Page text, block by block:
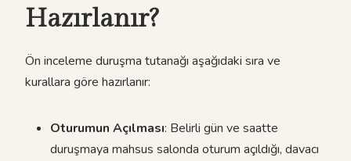
Hazırlanır?
Ön inceleme duruşma tutanağı aşağıdaki sıra ve
kurallara göre hazırlanır:
Oturumun Açılması: Belirli gün ve saatte
duruşmaya mahsus salonda oturum açıldığı, davacı